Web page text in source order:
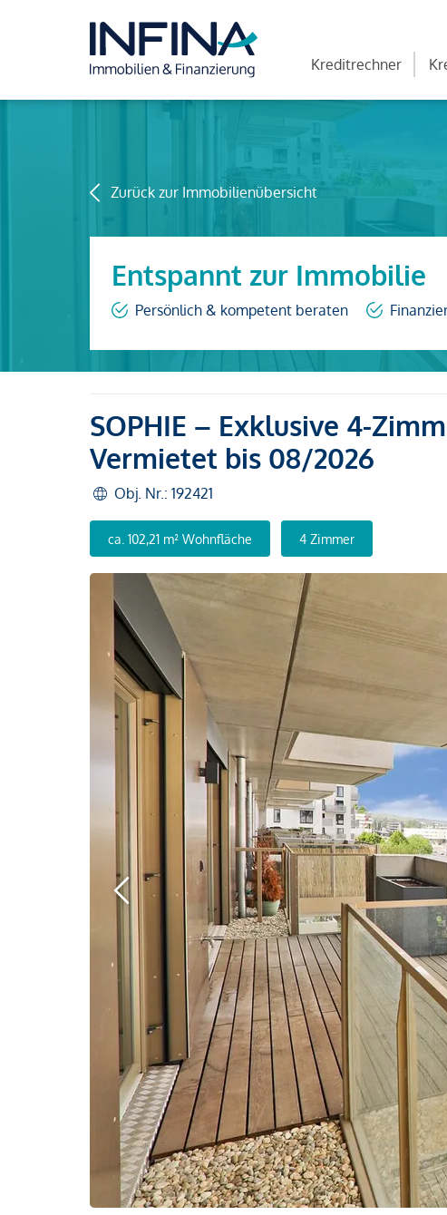
Kreditrechner
Zurück zur Immobilienübersicht
Entspannt zur Immobilie
Persönlich & kompetent beraten
SOPHIE – Exklusive 4-
Vermietet bis 08/2026
Obj. Nr.: 192421
ca. 102,21 m² Wohnfläche 4 Zimmer